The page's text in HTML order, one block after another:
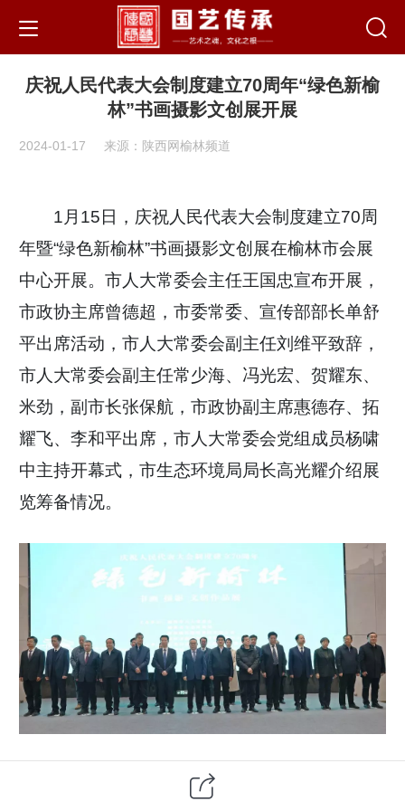
庆祝人民代表大会制度建立70周年“绿色新榆
林”书画摄影文创展开展
2024-01-17 来源：陕西网榆林频道
1月15日，庆祝人民代表大会制度建立70周
年暨“绿色新榆林”书画摄影文创展在榆林市会展
中心开展。市人大常委会主任王国忠宣布开展，
市政协主席曾德超，市委常委、宣传部部长单舒
平出席活动，市人大常委会副主任刘维平致辞，
市人大常委会副主任常少海、冯光宏、贺耀东、
米劲，副市长张保航，市政协副主席惠德存、拓
耀飞、李和平出席，市人大常委会党组成员杨啸
中主持开幕式，市生态环境局局长高光耀介绍展
览筹备情况。
今年是人民代表大会制度建立70周年。自